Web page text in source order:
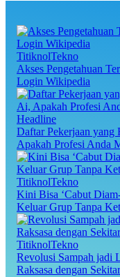
TitiknolTekno
Akses Pengetahuan
Login Wikipedia
Headline
Daftar Pekerjaan
Apakah Profesi Anda
TitiknolTekno
Kini Bisa ‘Cabut
Keluar Grup Tanpa
TitiknolTekno
Revolusi Sampah jadi
Raksasa dengan